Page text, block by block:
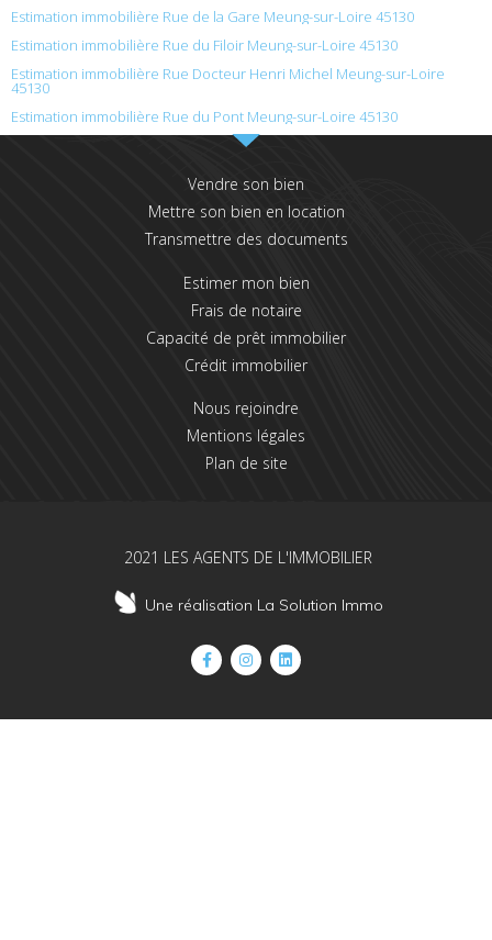
Estimation immobilière Rue de la Gare Meung-sur-Loire 45130
Estimation immobilière Rue du Filoir Meung-sur-Loire 45130
Estimation immobilière Rue Docteur Henri Michel Meung-sur-Loire
45130
Estimation immobilière Rue du Pont Meung-sur-Loire 45130
Vendre son bien
Mettre son bien en location
Transmettre des documents
Estimer mon bien
Frais de notaire
Capacité de prêt immobilier
Crédit immobilier
Nous rejoindre
Mentions légales
Plan de site
2021 LES AGENTS DE L'IMMOBILIER
Une réalisation La Solution Immo